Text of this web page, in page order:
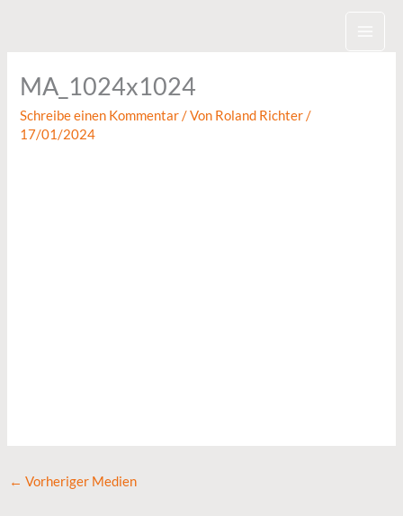
MA_1024x1024
Schreibe einen Kommentar / Von Roland Richter/
17/01/2024
← Vorheriger Medien